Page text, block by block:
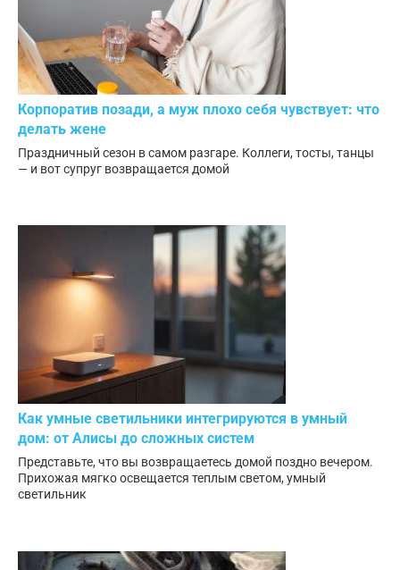
Корпоратив позади, а муж плохо себя чувствует: что
делать жене
Праздничный сезон в самом разгаре. Коллеги, тосты, танцы
— и вот супруг возвращается домой
Как умные светильники интегрируются в умный
дом: от Алисы до сложных систем
Представьте, что вы возвращаетесь домой поздно вечером.
Прихожая мягко освещается теплым светом, умный
светильник